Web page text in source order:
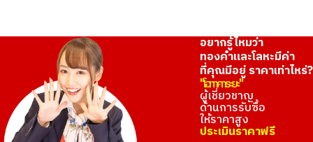
อยากรู้ไหมว่า
ทองคำและโลหะมีค่า
ที่คุณมีอยู่ ราคาเท่าไหร่?
"โอทาคาระยะ"
ผู้เชี่ยวชาญ
ด้านการรับซื้อ
ให้ราคาสูง
ประเมินราคาฟรี